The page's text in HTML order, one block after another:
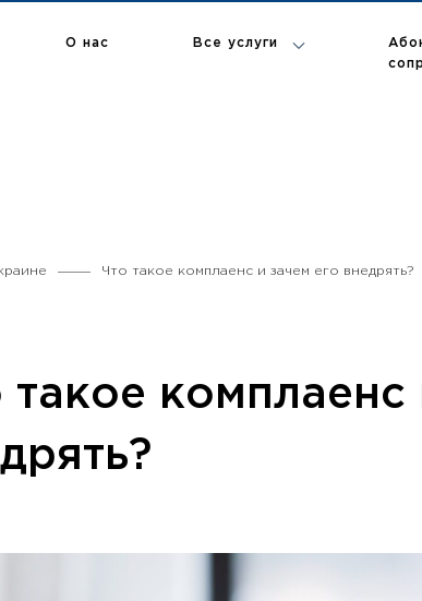
О нас Все услуги
Что такое комплаенс и зачем его внедрять?
такое комплаенс